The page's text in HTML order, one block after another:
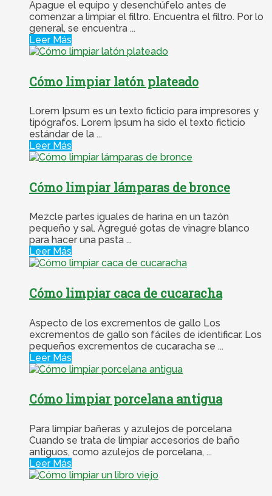
Apague el equipo y desenchúfelo antes de
comenzar a limpiar el filtro. Encuentra el filtro. Por lo
general, se encuentra ...
Leer Más
Cómo limpiar latón plateado
Lorem Ipsum es un texto ficticio para impresores y
tipógrafos. Lorem Ipsum ha sido el texto ficticio
estándar de la ...
Leer Más
Cómo limpiar lámparas de bronce
Mezcle partes iguales de harina en un tazón
pequeño y sal. Agregué gotas de vinagre blanco
para hacer una pasta ...
Leer Más
Cómo limpiar caca de cucaracha
Aspecto de los excrementos de gallo Los
excrementos de gallo son fáciles de identificar. Los
pequeños excrementos de cucaracha se ...
Leer Más
Cómo limpiar porcelana antigua
Para limpiar bañeras y azulejos de porcelana
Cuando se trata de limpiar accesorios de baño
antiguos, como azulejos de porcelana, ...
Leer Más